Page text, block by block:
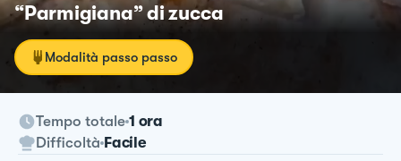
“Parmigiana” di zucca
Modalità passo passo
Tempo totale 1 ora
Difficoltà Facile